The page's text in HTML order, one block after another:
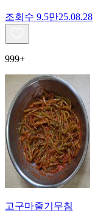
조회수 9.5만25.08.28
999+
고구마줄기무침